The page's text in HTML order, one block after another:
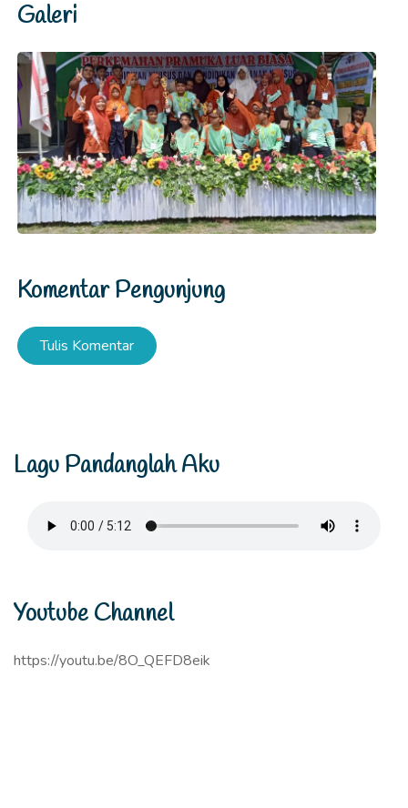
Galeri
Komentar Pengunjung
Tulis Komentar
Lagu Pandanglah Aku
Youtube Channel
https://youtu.be/8O_QEFD8eik